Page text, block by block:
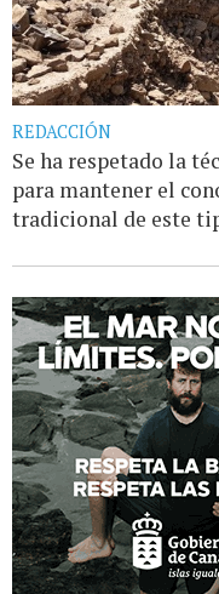
REDACCIÓN
Se ha respetado la
para mantener el
tradicional de este